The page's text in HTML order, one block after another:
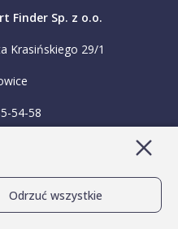
Finder Sp. z o.o.
Krasińskiego 29/1
54-58
RODO i cookies
Odrzuć wszystkie